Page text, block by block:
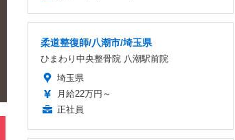
柔道整復師/八潮市/埼玉県
ひまわり中央整骨院 八潮駅前院
埼玉県
月給22万円～
正社員